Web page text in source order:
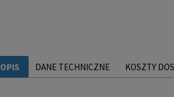
OPIS DANE TECHNICZNE KOSZTY